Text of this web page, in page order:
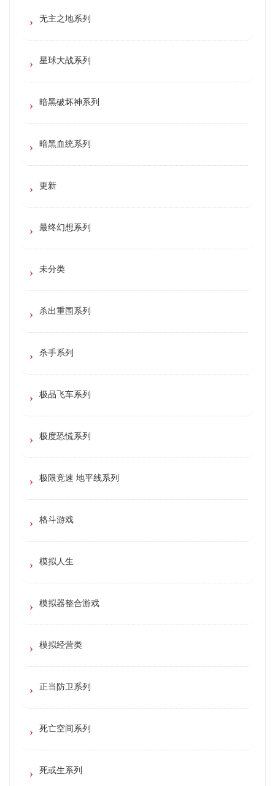
无主之地系列
星球大战系列
暗黑破坏神系列
暗黑血统系列
更新
最终幻想系列
未分类
杀出重围系列
杀手系列
极品飞车系列
极度恐慌系列
极限竞速 地平线系列
格斗游戏
模拟人生
模拟器整合游戏
模拟经营类
正当防卫系列
死亡空间系列
死或生系列